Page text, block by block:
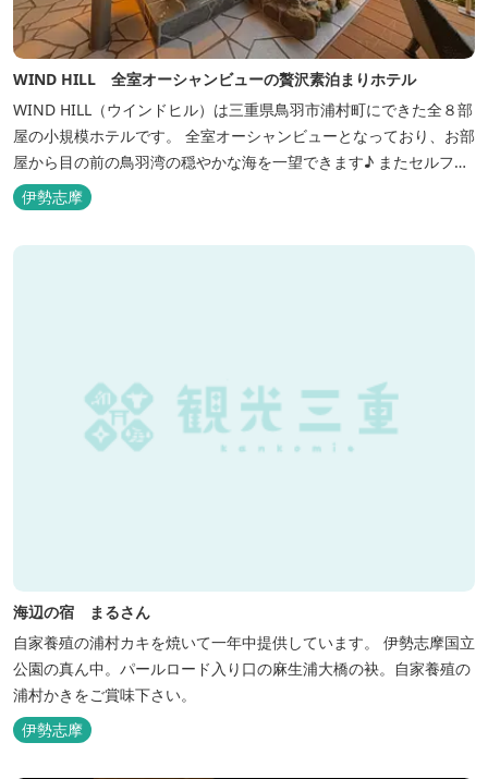
WIND HILL 全室オーシャンビューの贅沢素泊まりホテル
WIND HILL（ウインドヒル）は三重県鳥羽市浦村町にできた全８部
屋の小規模ホテルです。 全室オーシャンビューとなっており、お部
屋から目の前の鳥羽湾の穏やかな海を一望できます♪ またセルフチ
ェックイン方式を採用しているため、好きな時間に非対面でチェッ
クインが可能です。 食事提供や接客サービスがない分、リーズナブ
ルな料金で宿泊が可能なため、観光目的の拠点としてぜひご利用く
伊勢志摩
海辺の宿 まるさん
自家養殖の浦村カキを焼いて一年中提供しています。 伊勢志摩国立
公園の真ん中。パールロード入り口の麻生浦大橋の袂。自家養殖の
浦村かきをご賞味下さい。
伊勢志摩